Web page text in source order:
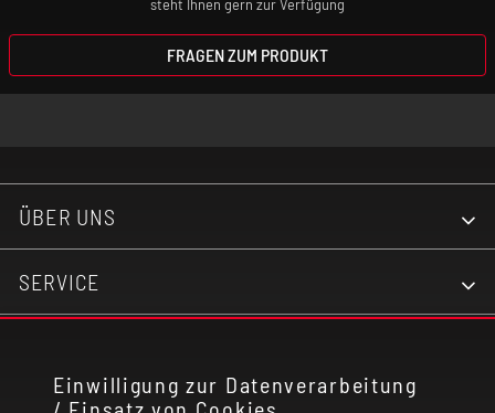
Einwilligung zur Datenverarbeitung
steht Ihnen gern zur Verfügung
FRAGEN ZUM PRODUKT
ÜBER UNS
SERVICE